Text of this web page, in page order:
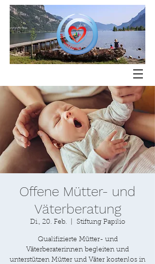
Offene Mütter- und
Väterberatung
Di., 20. Feb. Stiftung Papilio
Qualifizierte Mütter- und
Väterberaterinnen begleiten und
unterstützen Mütter und Väter kostenlos in